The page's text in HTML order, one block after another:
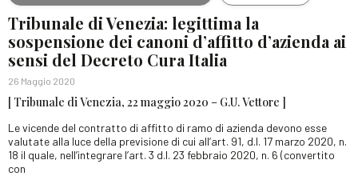
Tribunale di Venezia: legittima la
sospensione dei canoni d’affitto d’azienda ai
sensi del Decreto Cura Italia
26 Maggio 2020
[ Tribunale di Venezia, 22 maggio 2020 – G.U. Vettore ]
Le vicende del contratto di affitto di ramo di azienda devono esse
valutate alla luce della previsione di cui all’art. 91, d.l. 17 marzo 2020, n.
18 il quale, nell’integrare l’art. 3 d.l. 23 febbraio 2020, n. 6 (convertito
con